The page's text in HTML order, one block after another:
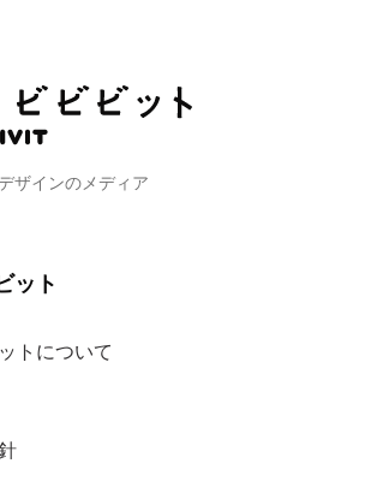
ザインのメディア
ット
トについて